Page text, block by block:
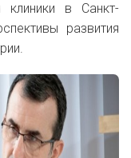
клиники в Санкт-
развития